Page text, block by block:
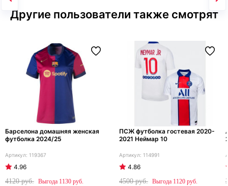
Другие пользователи также смотрят
Барселона домашняя женская
футболка 2024/25
119367
4.96
4120
1130
ПСЖ футболка гостевая 2020-
2021 Неймар 10
114991
4.86
4500
1120